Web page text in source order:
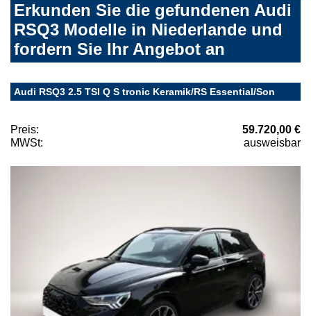
Erkunden Sie die gefundenen Audi
RSQ3 Modelle in Niederlande und
fordern Sie Ihr Angebot an
Audi RSQ3 2.5 TSI Q S tronic Keramik/RS Essential/Son
Preis:
59.720,00 €
MWSt:
ausweisbar